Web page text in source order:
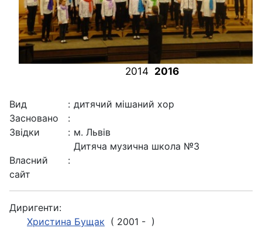
2014 2016
Вид : дитячий мішаний хор
Засновано
:
Звідки
: м. Львів
Дитяча музична школа №3
Власний
сайт
:
Диригенти:
Христина Бущак ( 2001 - )